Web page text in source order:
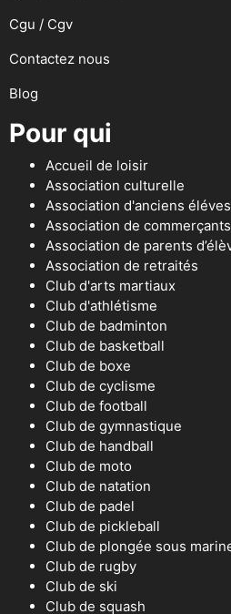
Cgu / Cgv
Contactez nous
Blog
Pour qui
Accueil de loisir
Association culturelle
Association d'anciens
Association de commerçants
Association de parents
Association de retraités
Club d'arts martiaux
Club d'athlétisme
Club de badminton
Club de basketball
Club de boxe
Club de cyclisme
Club de football
Club de gymnastique
Club de handball
Club de moto
Club de natation
Club de padel
Club de pickleball
Club de plongée sous
Club de rugby
Club de ski
Club de squash